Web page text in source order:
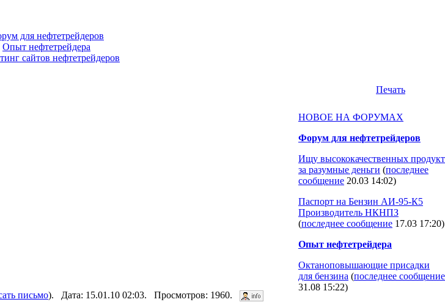
для нефтетрейдеров
Опыт нефтетрейдера
сайтов нефтетрейдеров
Печать
письмо). Дата: 15.01.10 02:03. Просмотров: 1960.
НОВОЕ НА ФОРУМАХ
Форум для нефтетрейдеров
Ищу высококачественных продукт
за разумные деньги (последнее
сообщение 20.03 14:02)
Паспорт на Бензин АИ-95-К5
Производитель НКНПЗ
(последнее сообщение 17.03 17:20)
Опыт нефтетрейдера
Октаноповышающие присадки
для бензина (последнее сообщение
31.08 15:22)